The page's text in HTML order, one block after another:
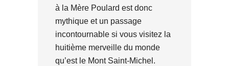
à la Mère Poulard est donc
mythique et un passage
incontournable si vous visitez la
huitième merveille du monde
qu’est le Mont Saint-Michel.